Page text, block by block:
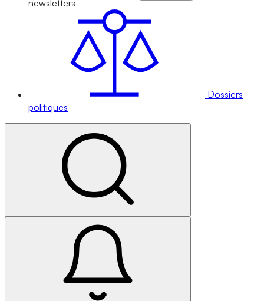
newsletters
Dossiers
politiques